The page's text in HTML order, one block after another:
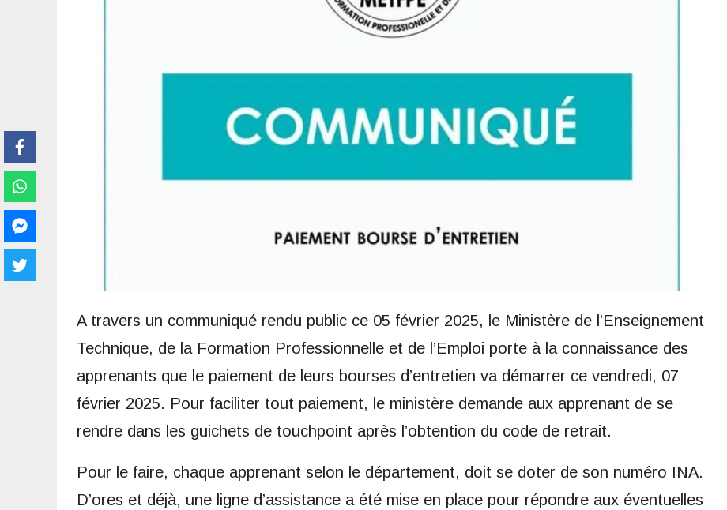
A travers un communiqué rendu public ce 05 février 2025, le Ministère de l’Enseignement
Technique, de la Formation Professionnelle et de l’Emploi porte à la connaissance des
apprenants que le paiement de leurs bourses d’entretien va démarrer ce vendredi, 07
février 2025. Pour faciliter tout paiement, le ministère demande aux apprenant de se
rendre dans les guichets de touchpoint après l’obtention du code de retrait.
Pour le faire, chaque apprenant selon le département, doit se doter de son numéro INA.
D’ores et déjà, une ligne d’assistance a été mise en place pour répondre aux éventuelles